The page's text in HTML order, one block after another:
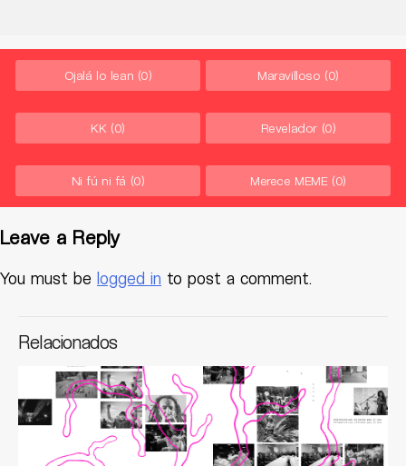
Ojalá lo lean (0) Maravilloso (0)
KK (0) Revelador (0)
Ni fú ni fá (0) Merece MEME (0)
Leave a Reply
You must be logged in to post a comment.
Relacionados